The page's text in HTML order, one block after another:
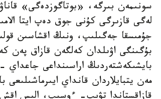
سونىمەن بىرگە، «بوتاگوزدەگى»
لەگى قازىرگى كۇنى جوق دەپ ايتا
جۇمىسقا جەگىلىپ، ونىڭ اقشاسىن
بۇگىنگى اۋىلدان كەلگەن قازاق پەن
بايشىكەشتەردىڭ اراسىنداعى جاعداي
مەن يتبايلاردان قانداي